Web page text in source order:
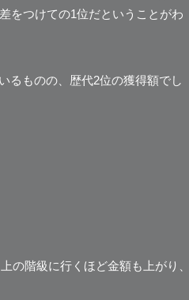
をつけての1位だということがわ
るものの、歴代2位の獲得額でし
の階級に行くほど金額も上がり